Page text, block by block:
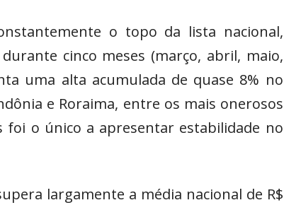
o topo da lista nacional,
cinco meses (março, abril, maio,
uma alta acumulada de quase 8% no
e Roraima, entre os mais onerosos
o único a apresentar estabilidade no
largamente a média nacional de R$